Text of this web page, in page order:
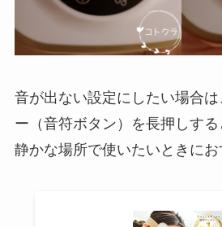
音が出ない設定にしたい場合
ー（音符ボタン）を長押しする
静かな場所で使いたいときにお